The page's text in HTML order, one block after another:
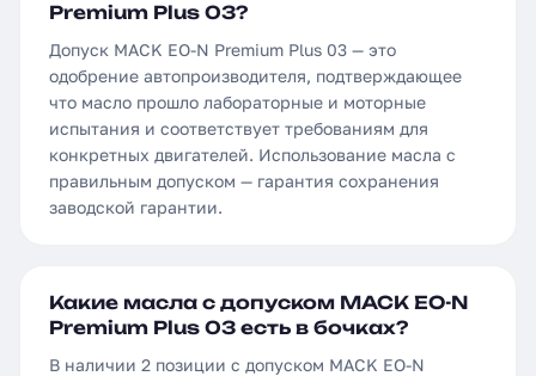
Premium Plus 03?
Допуск MACK EO-N Premium Plus 03 — это
одобрение автопроизводителя, подтверждающее
что масло прошло лабораторные и моторные
испытания и соответствует требованиям для
конкретных двигателей. Использование масла с
правильным допуском — гарантия сохранения
заводской гарантии.
Какие масла с допуском MACK EO-N
Premium Plus 03 есть в бочках?
В наличии 2 позиции с допуском MACK EO-N